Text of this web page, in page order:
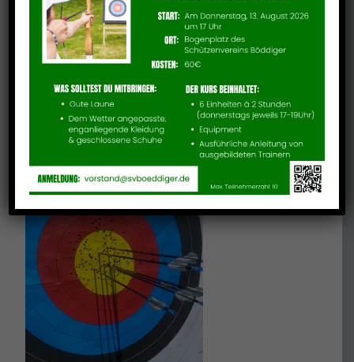
und auch dieses Mal war unser Phil wieder
mit von der Partie.
Bei wunderbarem, sonnigen aber windigem
Wetter schoss Phil wieder einmal eine gute
Qualifikation und landete mit 647 Ringen
(326, 321) hinter dem Franzosen Jules Pedoux